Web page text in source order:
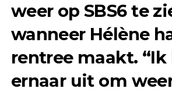
weer op SBS6 te
wanneer Hélène
rentree maakt.
ernaar uit om